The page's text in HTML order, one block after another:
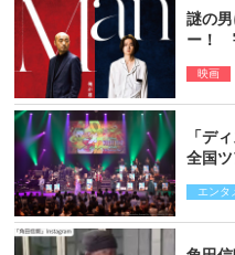
謎の
ー！
映画
「デ
全国
ポー
エンタ